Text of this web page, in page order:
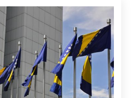
dieser in ihrem Um-fang
beispiellosen Krise
Überblick über den
Diskussion stellt das
USA mit Sitz in
eine Auswahl an
Kommentaren jeweils
zusammen.